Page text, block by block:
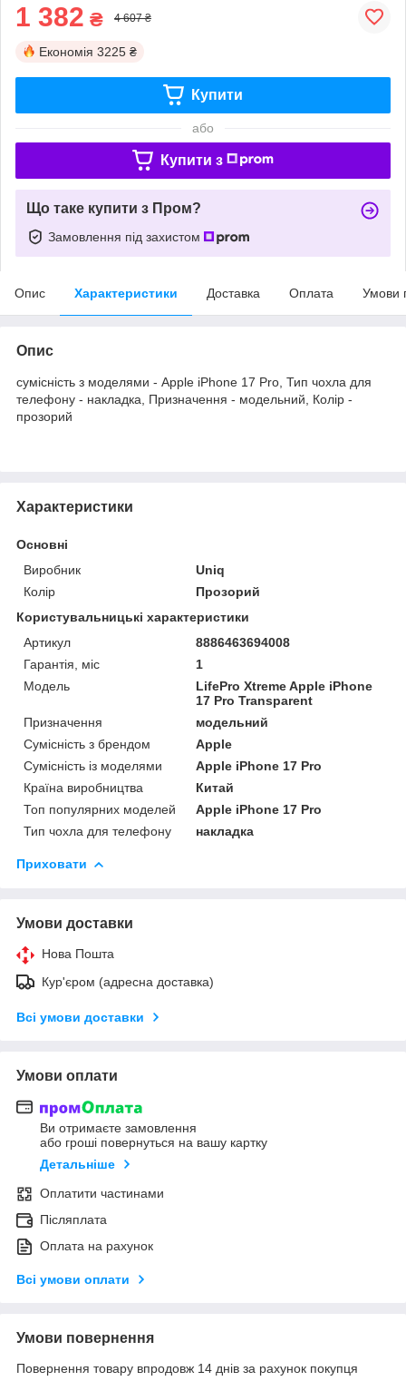
1 382 ₴ 4 607 ₴
Економія 3225 ₴
Купити
або
Купити з
Що таке купити з Пром?
Замовлення під захистом
Опис Характеристики Доставка Оплата Умови
Опис
сумісність з моделями - Apple iPhone 17 Pro, Тип чохла для
телефону - накладка, Призначення - модельний, Колір -
прозорий
Характеристики
Основні
Виробник
Uniq
Колір
Прозорий
Користувальницькі характеристики
Артикул
8886463694008
Гарантія, міс
1
Мoдель
LifePro Xtreme Apple iPhone
17 Pro Transparent
Призначення
модельний
Сумісність з брендом
Apple
Сумісність із моделями
Apple iPhone 17 Pro
Країна виробництва
Китай
Топ популярних моделей
Apple iPhone 17 Pro
Тип чохла для телефону
накладка
Приховати
Умови доставки
Нова Пошта
Кур'єром (адресна доставка)
Всі умови доставки
Умови оплати
Ви отримаєте замовлення
або гроші повернуться на вашу картку
Детальніше
Оплатити частинами
Післяплата
Оплата на рахунок
Всі умови оплати
Умови повернення
Повернення товару впродовж 14 днів за рахунок покупця